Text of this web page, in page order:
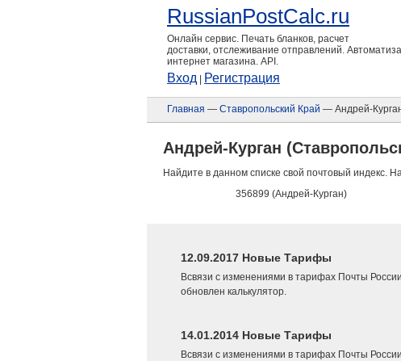
RussianPostCalc.ru
Онлайн сервис. Печать бланков, расчет
доставки, отслеживание отправлений.
интернет магазина. API.
Вход Регистрация
Главная — Ставропольский Край — Андрей-
Андрей-Курган
Найдите в данном списке свой почтовый индекс.
356899 (Андрей-Курган)
12.09.2017 Новые Тарифы
Всвязи с изменениями в тарифах Почты
обновлен калькулятор.
14.01.2014 Новые Тарифы
Всвязи с изменениями в тарифах Почты